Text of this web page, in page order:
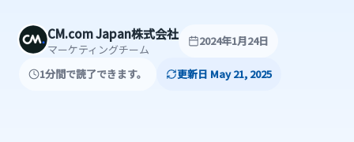
CM.com Japan株式会社
マーケティングチーム
2024年1月24日
1分間で読了できます。 更新日 May 21, 2025